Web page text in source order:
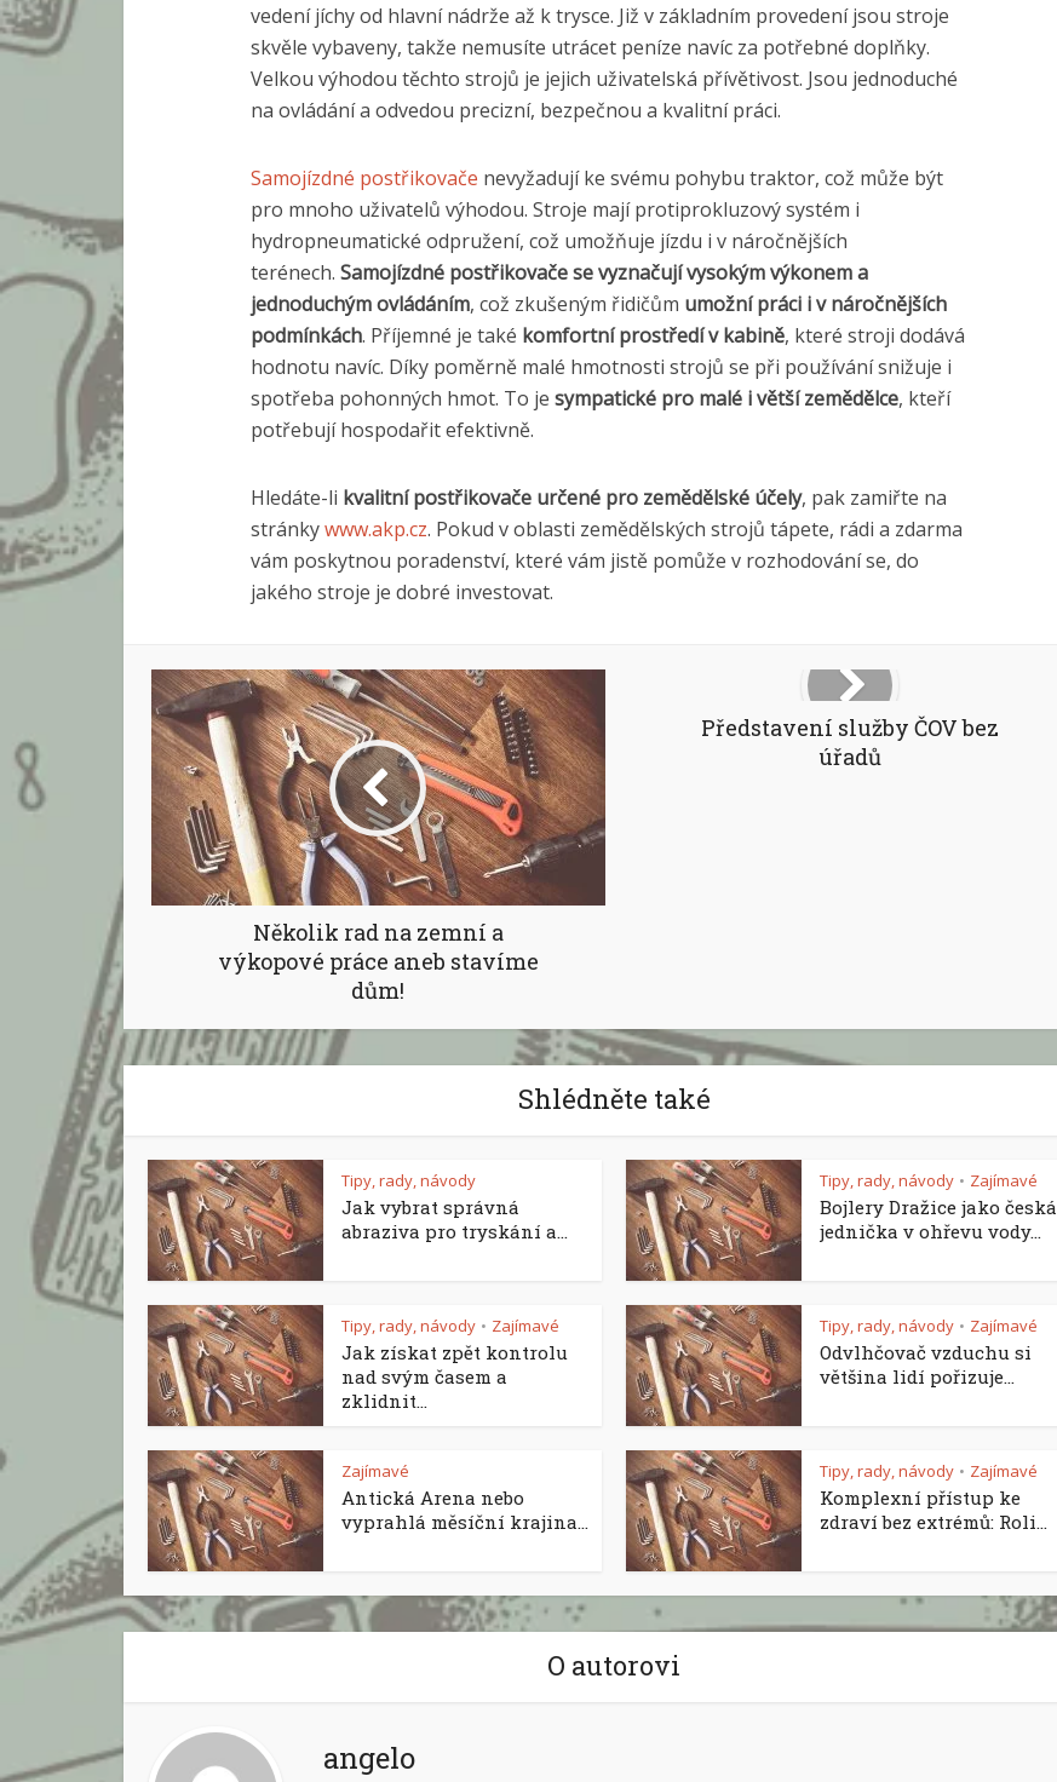
vedení jíchy od hlavní nádrže až k trysce. Již v základním provedení jsou stroje
skvěle vybaveny, takže nemusíte utrácet peníze navíc za potřebné doplňky.
Velkou výhodou těchto strojů je jejich uživatelská přívětivost. Jsou jednoduché
na ovládání a odvedou precizní, bezpečnou a kvalitní práci.
Samojízdné postřikovače nevyžadují ke svému pohybu traktor, což může být
pro mnoho uživatelů výhodou. Stroje mají protiprokluzový systém i
hydropneumatické odpružení, což umožňuje jízdu i v náročnějších
terénech. Samojízdné postřikovače se vyznačují vysokým výkonem a
jednoduchým ovládáním, což zkušeným řidičům umožní práci i v náročnějších
podmínkách. Příjemné je také komfortní prostředí v kabině, které stroji dodává
hodnotu navíc. Díky poměrně malé hmotnosti strojů se při používání snižuje i
spotřeba pohonných hmot. To je sympatické pro malé i větší zemědělce, kteří
potřebují hospodařit efektivně.
Hledáte-li kvalitní postřikovače určené pro zemědělské účely, pak zamiřte na
stránkywww.akp.cz. Pokud v oblasti zemědělských strojů tápete, rádi a zdarma
vám poskytnou poradenství, které vám jistě pomůže v rozhodování se, do
jakého stroje je dobré investovat.
Několik rad na zemní a
výkopové práce aneb stavíme
dům!
Představení služby ČOV bez
úřadů
Shlédněte také
Tipy, rady, návody
Jak vybrat správná
abraziva pro tryskání a...
Tipy, rady, návody • Zajímavé
Bojlery Dražice jako česká
jednička v ohřevu vody...
Tipy, rady, návody • Zajímavé
Jak získat zpět kontrolu
nad svým časem a
zklidnit...
Tipy, rady, návody • Zajímavé
Odvlhčovač vzduchu si
většina lidí pořizuje...
Zajímavé
Antická Arena nebo
vyprahlá měsíční krajina...
Tipy, rady, návody • Zajímavé
Komplexní přístup ke
zdraví bez extrémů: Roli...
O autorovi
angelo